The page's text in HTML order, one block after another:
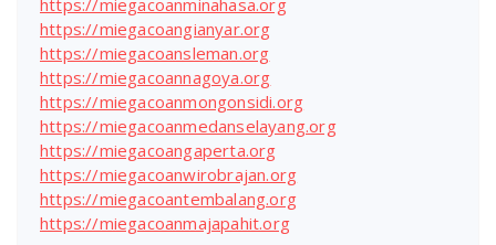
https://miegacoangianyar.org
https://miegacoansleman.org
https://miegacoannagoya.org
https://miegacoanmongonsidi.org
https://miegacoanmedanselayang.org
https://miegacoangaperta.org
https://miegacoanwirobrajan.org
https://miegacoantembalang.org
https://miegacoanmajapahit.org